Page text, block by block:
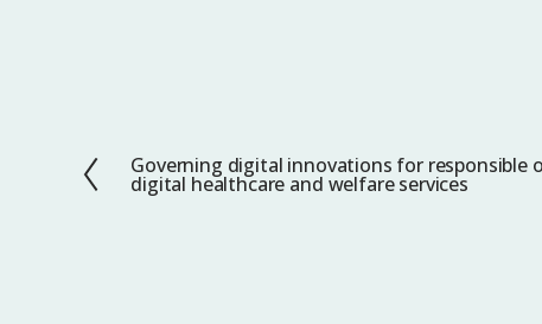
F
Governing digital innovations for responsible
digital healthcare and welfare services